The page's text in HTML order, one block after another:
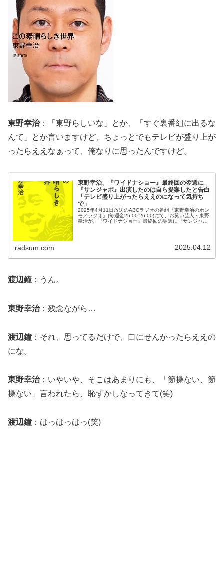
東野幸治：「東野らしいな」とか、「すぐ裏番組に出るな
んて」とか言いますけど、ちょっとでもテレビが盛り上が
ったらええなぁって、俺なりに思ったんですけど。
東野幸治、『ワイドナショー』最終回の翌週に
『サンジャポ』出演したのは自ら提案したと告白
「テレビ盛り上がったらええのになって気持ち
で」
2025年4月11日放送のABCラジオの番組『東野幸治のホン
モノラジオ』(毎週金25:00-26:00)にて、お笑い芸人・東野
幸治が、『ワイドナショー』最終回の翌週に『サンジャ
radsum.com 2025.04.12
渡辺鐘：うん。
東野幸治：残念ながら…
渡辺鐘：それ、思ってるだけで、口にせんかったらええの
にな。
東野幸治：いやいや、そこはあまりにも、「節操ない、節
操ない」言われたら、恥ずかしなってきて(笑)
渡辺鐘：はっはっはっ(笑)